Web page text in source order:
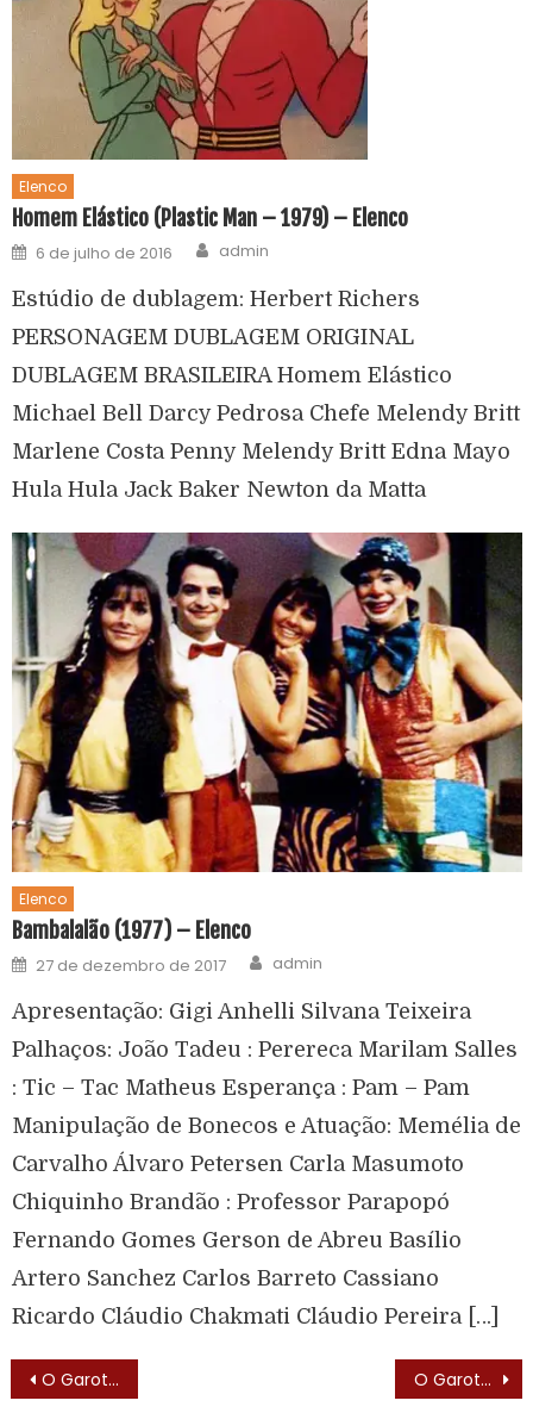
Elenco
Homem Elástico (Plastic Man – 1979) – Elenco
6 de julho de 2016 admin
Estúdio de dublagem: Herbert Richers
PERSONAGEM DUBLAGEM ORIGINAL
DUBLAGEM BRASILEIRA Homem Elástico
Michael Bell Darcy Pedrosa Chefe Melendy Britt
Marlene Costa Penny Melendy Britt Edna Mayo
Hula Hula Jack Baker Newton da Matta
Elenco
Bambalalão (1977) – Elenco
27 de dezembro de 2017 admin
Apresentação: Gigi Anhelli Silvana Teixeira
Palhaços: João Tadeu : Perereca Marilam Salles
: Tic – Tac Matheus Esperança : Pam – Pam
Manipulação de Bonecos e Atuação: Memélia de
Carvalho Álvaro Petersen Carla Masumoto
Chiquinho Brandão : Professor Parapopó
Fernando Gomes Gerson de Abreu Basílio
Artero Sanchez Carlos Barreto Cassiano
Ricardo Cláudio Chakmati Cláudio Pereira […]
O Garoto e o Gigante – Menino Selvagem (1977) – Lista de Episódios O Garoto e o Gigante – Menino Selvagem (1977) – Texto de Abertura